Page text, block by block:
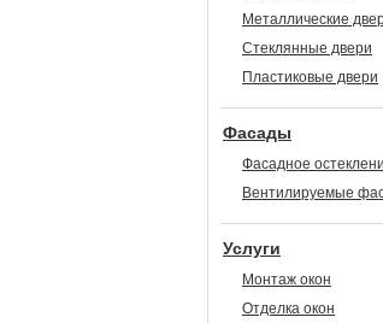
Металлические
Стеклянные двери
Пластиковые двери
Фасады
Фасадное
Вентилируемые
Услуги
Монтаж окон
Отделка окон